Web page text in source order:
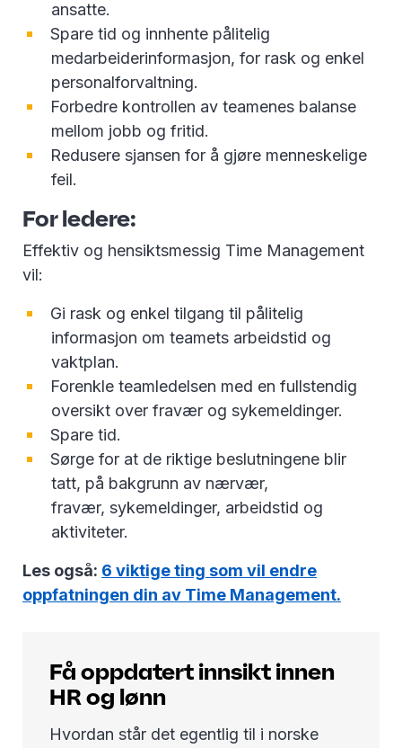
ansatte.
Spare tid og innhente pålitelig
medarbeiderinformasjon, for rask og enkel
personalforvaltning.
Forbedre kontrollen av teamenes balanse
mellom jobb og fritid.
Redusere sjansen for å gjøre menneskelige
feil.
For ledere:
Effektiv og hensiktsmessig Time Management
vil:
Gi rask og enkel tilgang til pålitelig
informasjon om teamets arbeidstid og
vaktplan.
Forenkle teamledelsen med en fullstendig
oversikt over fravær og sykemeldinger.
Spare tid.
Sørge for at de riktige beslutningene blir
tatt, på bakgrunn av nærvær,
fravær, sykemeldinger, arbeidstid og
aktiviteter.
Les også: 6 viktige ting som vil endre
oppfatningen din av Time Management.
Få oppdatert innsikt innen
HR og lønn
Hvordan står det egentlig til i norske